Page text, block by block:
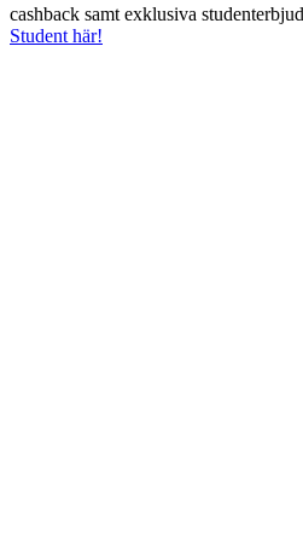
cashback samt exklusiva
Student här!